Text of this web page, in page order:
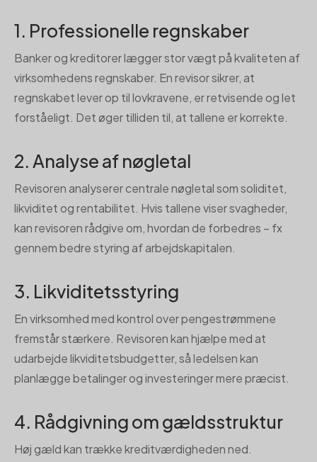
1. Professionelle regnskaber
Banker og kreditorer lægger stor vægt på kvaliteten af
virksomhedens regnskaber. En revisor sikrer, at
regnskabet lever op til lovkravene, er retvisende og let
forståeligt. Det øger tilliden til, at tallene er korrekte.
2. Analyse af nøgletal
Revisoren analyserer centrale nøgletal som soliditet,
likviditet og rentabilitet. Hvis tallene viser svagheder,
kan revisoren rådgive om, hvordan de forbedres – fx
gennem bedre styring af arbejdskapitalen.
3. Likviditetsstyring
En virksomhed med kontrol over pengestrømmene
fremstår stærkere. Revisoren kan hjælpe med at
udarbejde likviditetsbudgetter, så ledelsen kan
planlægge betalinger og investeringer mere præcist.
4. Rådgivning om gældsstruktur
Høj gæld kan trække kreditværdigheden ned.